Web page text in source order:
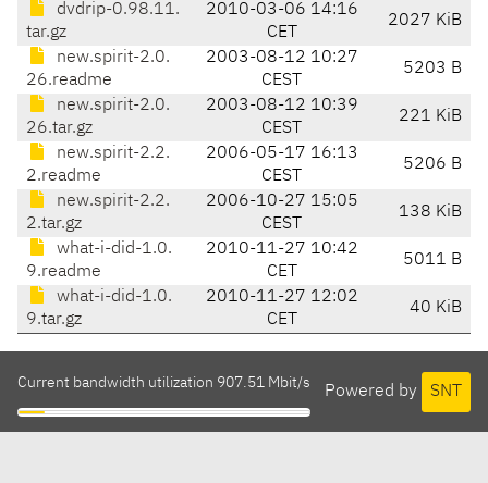
dvdrip-0.98.11.
tar.gz
2010-03-06 14:16
CET
2027 KiB
new.spirit-2.0.
26.readme
2003-08-12 10:27
CEST
5203 B
new.spirit-2.0.
26.tar.gz
2003-08-12 10:39
CEST
221 KiB
new.spirit-2.2.
2.readme
2006-05-17 16:13
CEST
5206 B
new.spirit-2.2.
2.tar.gz
2006-10-27 15:05
CEST
138 KiB
what-i-did-1.0.
9.readme
2010-11-27 10:42
CET
5011 B
what-i-did-1.0.
9.tar.gz
2010-11-27 12:02
CET
40 KiB
Powered by SNT
Current bandwidth utilization 907.51 Mbit/s